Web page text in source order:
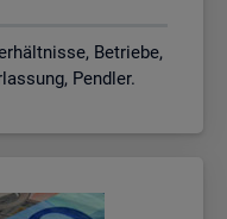
Betriebe,
Pendler.